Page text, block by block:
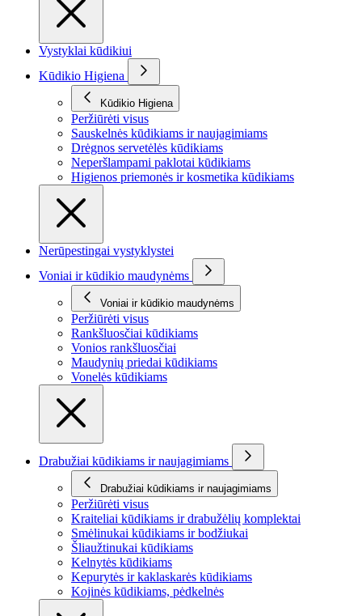
Vystyklai kūdikiui
Kūdikio Higiena
Kūdikio Higiena
Peržiūrėti visus
Sauskelnės kūdikiams ir naujagimiams
Drėgnos servetėlės kūdikiams
Neperšlampami paklotai kūdikiams
Higienos priemonės ir kosmetika kūdikiams
Nerūpestingai vystyklystei
Voniai ir kūdikio maudynėms
Voniai ir kūdikio maudynėms
Peržiūrėti visus
Rankšluosčiai kūdikiams
Vonios rankšluosčiai
Maudynių priedai kūdikiams
Vonelės kūdikiams
Drabužiai kūdikiams ir naujagimiams
Drabužiai kūdikiams ir naujagimiams
Peržiūrėti visus
Kraiteliai kūdikiams ir drabužėlių komplektai
Smėlinukai kūdikiams ir bodžiukai
Šliaužtinukai kūdikiams
Kelnytės kūdikiams
Kepurytės ir kaklaskarės kūdikiams
Kojinės kūdikiams, pėdkelnės